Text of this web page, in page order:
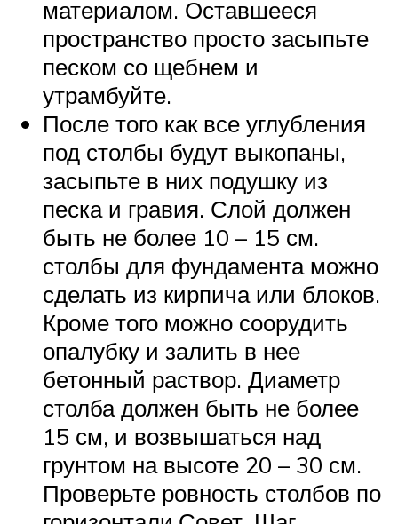
материалом. Оставшееся
пространство просто засыпьте
песком со щебнем и
утрамбуйте.
После того как все углубления
под столбы будут выкопаны,
засыпьте в них подушку из
песка и гравия. Слой должен
быть не более 10 – 15 см.
столбы для фундамента можно
сделать из кирпича или блоков.
Кроме того можно соорудить
опалубку и залить в нее
бетонный раствор. Диаметр
столба должен быть не более
15 см, и возвышаться над
грунтом на высоте 20 – 30 см.
Проверьте ровность столбов по